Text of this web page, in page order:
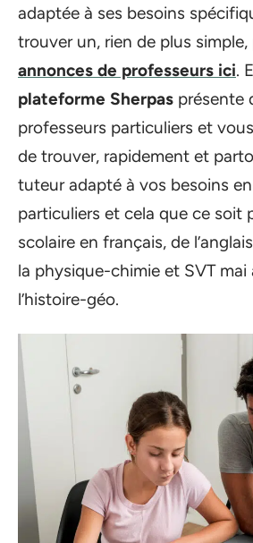
adaptée à ses besoins
trouver un, rien de plus simple,
annonces de professeurs ici.
plateforme Sherpas présente
professeurs particuliers et
de trouver, rapidement et
tuteur adapté à vos besoins
particuliers et cela que ce soit
scolaire en français, de
la physique-chimie et SVT mai
l’histoire-géo.